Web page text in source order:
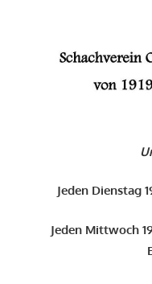
Jeden Dienstag
Jeden Mittwoch